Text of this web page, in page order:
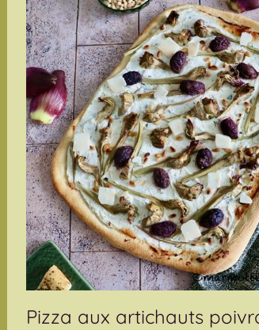
Pizza aux artichauts